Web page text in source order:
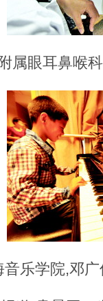
属眼耳鼻喉
音乐学院,邓